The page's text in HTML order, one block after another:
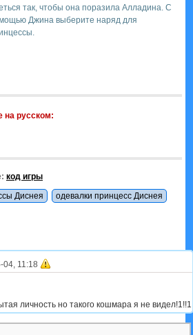
так, чтобы она поразила Алладина. С
Джина выберите наряд для
на русском:
код игры
Диснея одевалки принцесс Диснея
04, 11:18
личность но такого кошмара я не